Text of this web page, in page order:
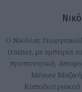
Ο Νικόλας
trainer, με εμπειρία
προπονητική.
Μέσων